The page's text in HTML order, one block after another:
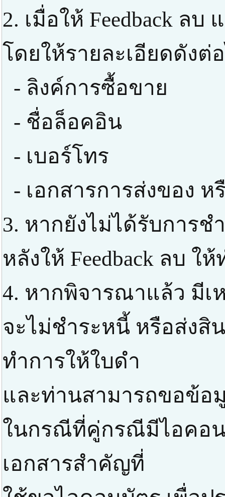
2. เมื่อให้ Feedback ล
โดยให้รายละเอียดดังต่
- ลิงค์การซื้อขาย
- ชื่อล็อคอิน
- เบอร์โทร
- เอกสารการส่งของ ห
3. หากยังไม่ได้รับการ
หลังให้ Feedback ลบ ใ
4. หากพิจารณาแล้ว มีเ
จะไม่ชำระหนี้ หรือส่งสิ
ทำการให้ใบดำ
และท่านสามารถขอข้อ
ในกรณีที่คู่กรณีมีไอคอน
เอกสารสำคัญที่